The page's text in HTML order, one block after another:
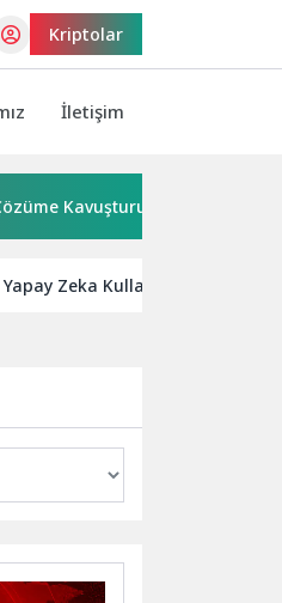
Kriptolar
İletişim
Zeka Kullanımı Hızla